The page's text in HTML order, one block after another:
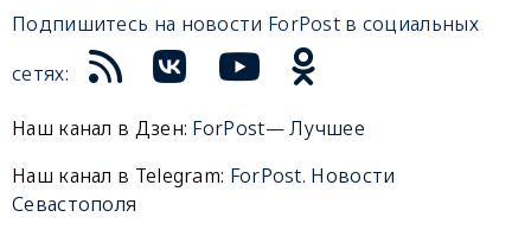
Подпишитесь на новости ForPost в социальных
сетях:
Наш канал в Дзен: ForPost— Лучшее
Наш канал в Telegram: ForPost. Новости
Севастополя